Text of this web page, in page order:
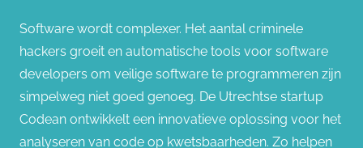
Software wordt complexer. Het aantal criminele
hackers groeit en automatische tools voor software
developers om veilige software te programmeren zijn
simpelweg niet goed genoeg. De Utrechtse startup
Codean ontwikkelt een innovatieve oplossing voor het
analyseren van code op kwetsbaarheden. Zo helpen